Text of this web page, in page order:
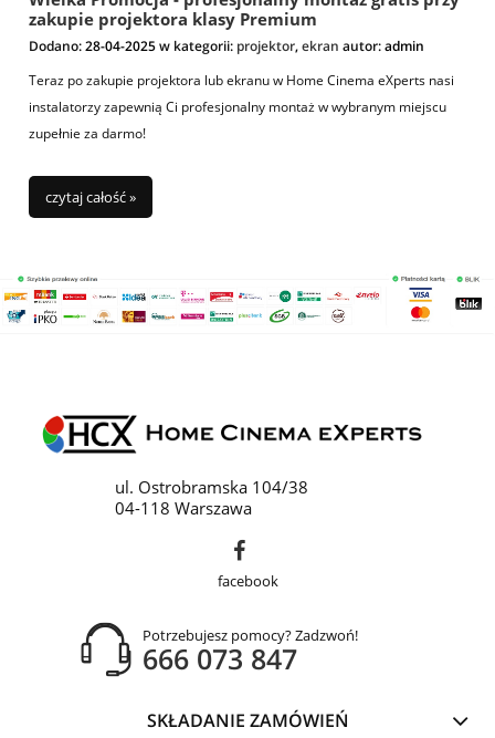
zakupie projektora klasy Premium
Dodano:28-04-2025w kategorii: projektor,ekran autor:admin
Teraz po zakupie projektora lub ekranu w Home Cinema eXperts nasi
instalatorzy zapewnią Ci profesjonalny montaż w wybranym miejscu
zupełnie za darmo!
czytaj całość »
ul. Ostrobramska 104/38
04-118 Warszawa
facebook
Potrzebujesz pomocy? Zadzwoń!
666 073 847
SKŁADANIE ZAMÓWIEŃ